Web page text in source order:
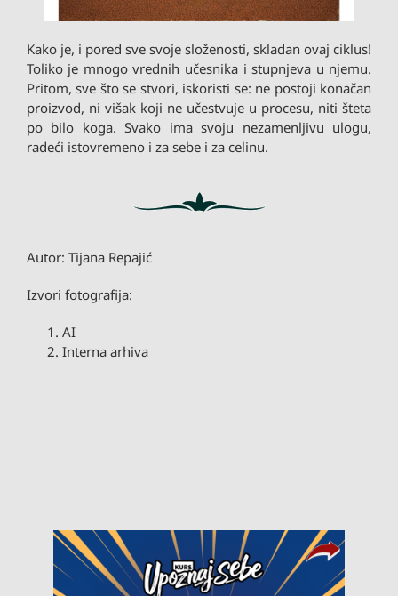
Kako je, i pored sve svoje složenosti, skladan ovaj ciklus!
Toliko je mnogo vrednih učesnika i stupnjeva u njemu.
Pritom, sve što se stvori, iskoristi se: ne postoji konačan
proizvod, ni višak koji ne učestvuje u procesu, niti šteta
po bilo koga. Svako ima svoju nezamenljivu ulogu,
radeći istovremeno i za sebe i za celinu.
Autor: Tijana Repajić
Izvori fotografija:
AI
Interna arhiva